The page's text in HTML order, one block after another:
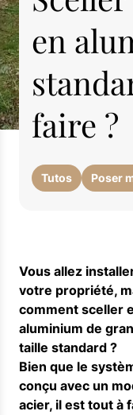
en
faire ?
Tutos Poser
Vous allez
votre propriété,
comment sceller
aluminium de
taille standard ?
Bien que le
conçu avec un
acier, il est tout à